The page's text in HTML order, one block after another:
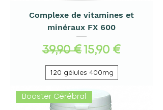
Complexe de vitamines et
minéraux FX 600
Standardpreis
39,90 €Sale-Preis
15,90 €
120 gélules 400mg
Booster Cérébral